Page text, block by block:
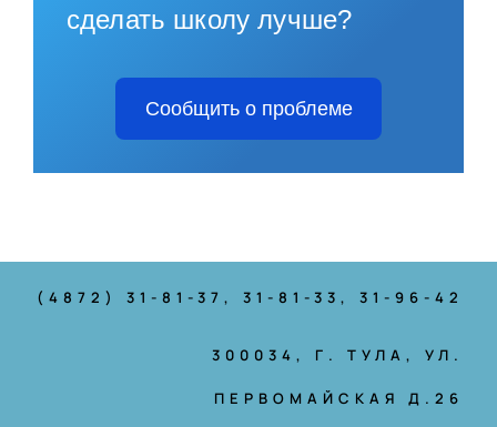
сделать школу лучше?
Сообщить о проблеме
(4872) 31-81-37, 31-81-33, 31-96-42
300034, Г. ТУЛА, УЛ.
ПЕРВОМАЙСКАЯ Д.26